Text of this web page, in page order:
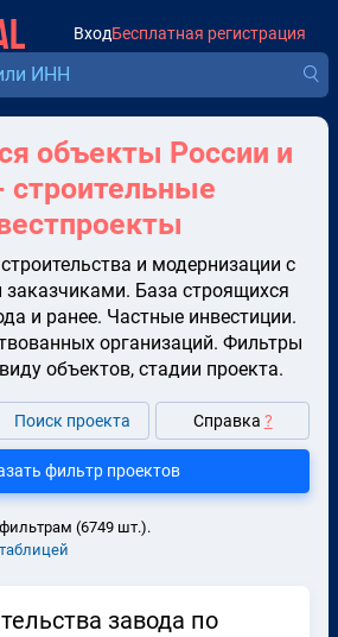
ВходБесплатная регистрация
объекты России и
строительные
и модернизации с
База строящихся
и ранее. Частные инвестиции.
организаций. Фильтры
объектов, стадии проекта.
Поиск проекта Справка ?
фильтр проектов
(6749 шт.).
таблицей
завода по